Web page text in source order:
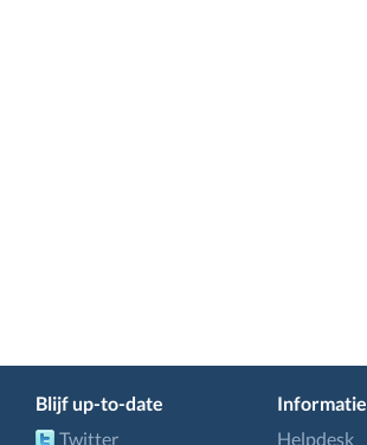
Blijf up-to-date
Twitter
Informatie
Helpdesk